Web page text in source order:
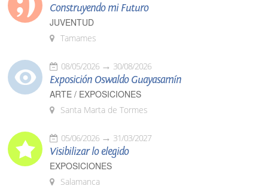
Construyendo mi Futuro
JUVENTUD
Tamames
08/05/2026 30/08/2026
Exposición Oswaldo Guayasamín
ARTE / EXPOSICIONES
Santa Marta de Tormes
05/06/2026 31/03/2027
Visibilizar lo elegido
EXPOSICIONES
Salamanca